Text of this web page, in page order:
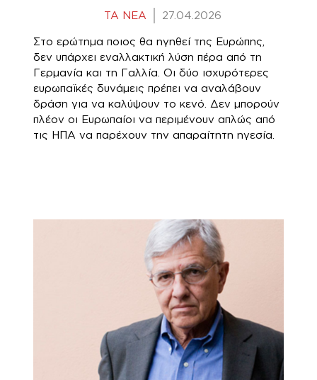
TA NEA 27.04.2026
Στο ερώτημα ποιος θα ηγηθεί της Ευρώπης,
δεν υπάρχει εναλλακτική λύση πέρα από τη
Γερμανία και τη Γαλλία. Οι δύο ισχυρότερες
ευρωπαϊκές δυνάμεις πρέπει να αναλάβουν
δράση για να καλύψουν το κενό. Δεν μπορούν
πλέον οι Ευρωπαίοι να περιμένουν απλώς από
τις ΗΠΑ να παρέχουν την απαραίτητη ηγεσία.